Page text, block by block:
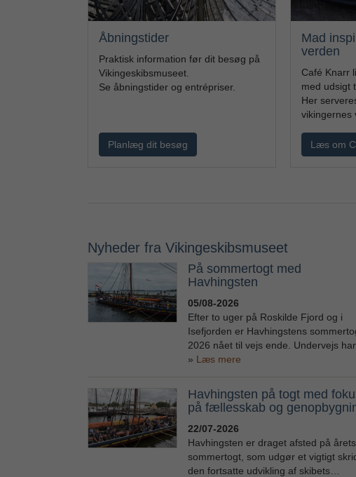
Åbningstider
Praktisk information før dit besøg på
Vikingeskibsmuseet.
Se åbningstider og entrépriser.
Planlæg dit besøg
Mad
verden
Café Knarr
med udsigt
Her
vikingernes
Læs om
Nyheder fra Vikingeskibsmuseet
På sommertogt med
Havhingsten
05/08-2026
Efter to uger på Roskilde Fjord og i
Isefjorden er Havhingstens
2026 nået til vejs ende. Undervejs
Læs mere
Havhingsten på togt med
på fællesskab og
22/07-2026
Havhingsten er draget afsted på årets
sommertogt, som udgør et vigtigt
den fortsatte udvikling af skibets…